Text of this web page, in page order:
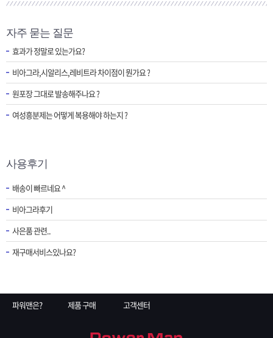
자주 묻는 질문
효과가 정말로 있는가요?
비아그라,시알리스,레비트라 차이점이 뭔가요 ?
원포장 그대로 발송해주나요 ?
여성흥분제는 어떻게 복용해야 하는지 ?
사용후기
배송이 빠르네요 ^
비아그라후기
사은품 관련..
재구매서비스있나요?
파워맨은? 제품 구매 고객센터